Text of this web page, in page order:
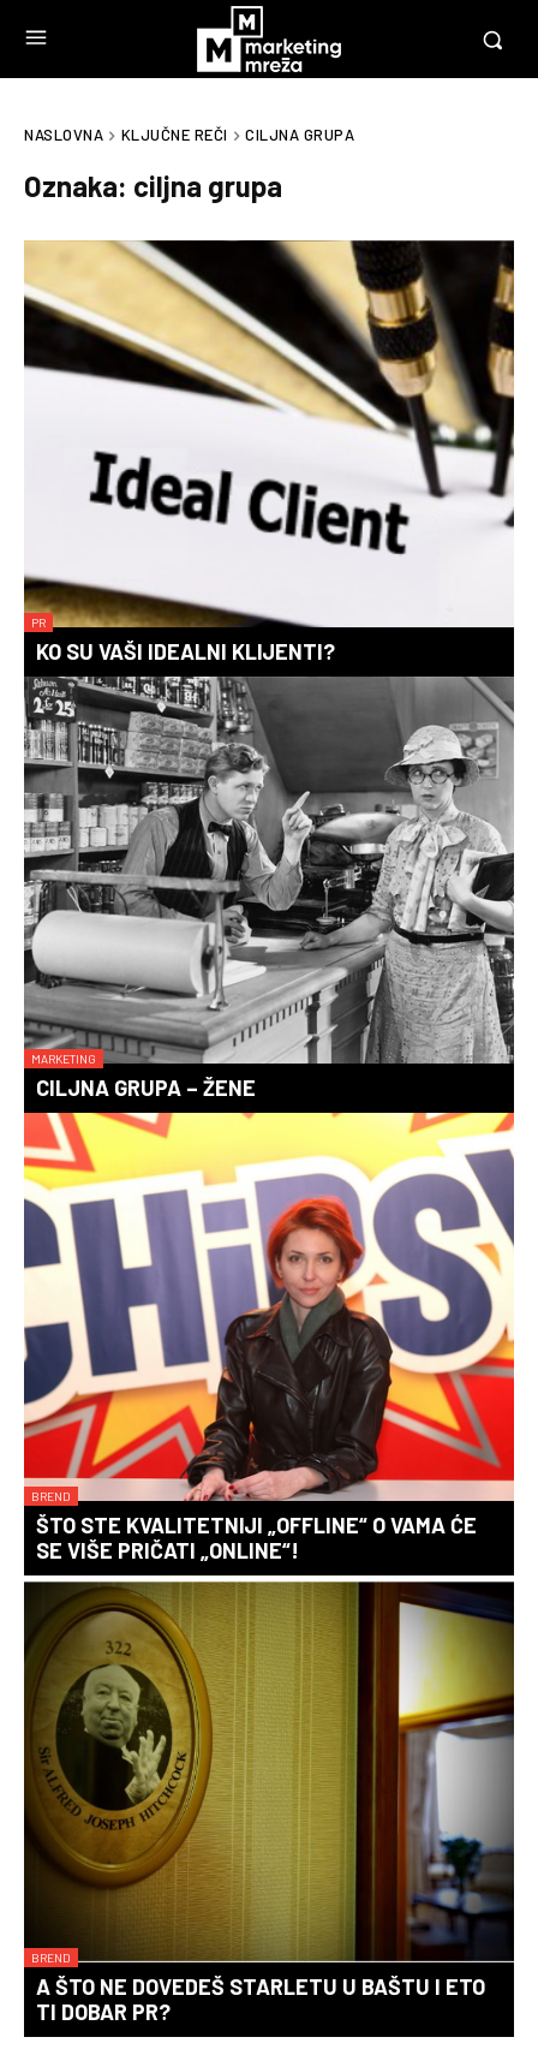
NASLOVNA KLJUČNE REČI CILJNA GRUPA
Oznaka: ciljna grupa
PR
KO SU VAŠI IDEALNI KLIJENTI?
MARKETING
CILJNA GRUPA – ŽENE
BREND
ŠTO STE KVALITETNIJI „OFFLINE“ O VAMA ĆE
SE VIŠE PRIČATI „ONLINE“!
BREND
A ŠTO NE DOVEDEŠ STARLETU U BAŠTU I ETO
TI DOBAR PR?